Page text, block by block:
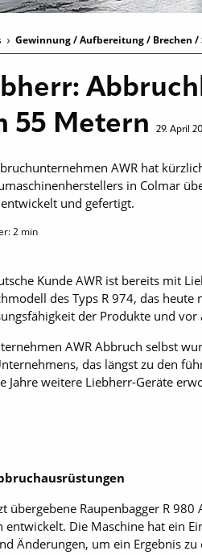
Gewinnung / Aufbereitung / Brechen /
55 Metern
29. April
AWR hat
in Colmar
und gefertigt.
2 min
Kunde AWR ist bereits mit
des Typs R 974, das
der Produkte und
AWR Abbruch selbst
das längst zu den
Jahre weitere Liebherr-Geräte
übergebene Raupenbagger R
entwickelt. Die Maschine hat ein
Änderungen, um ein Ergebnis